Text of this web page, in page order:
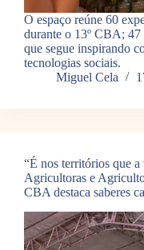
O espaço reúne 60
durante o 13º CBA;
que segue inspirando
tecnologias sociais.
Miguel Cela
“É nos territórios que
Agricultoras e
CBA destaca saberes